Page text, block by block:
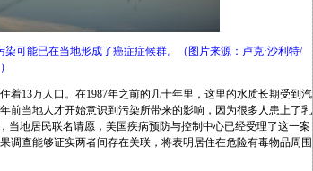
可能已在当地形成了癌症症候群。（图片来源：卢克·沙利特/
着13万人口。在1987年之前的几十年里，这里的水质长期受到汽
前当地人才开始意识到污染所带来的影响，因为很多人患上了乳
当地居民联名请愿，美国疾病预防与控制中心已经受理了这一案
调查能够证实两者间存在关联，将表明居住在危险有毒物品周围